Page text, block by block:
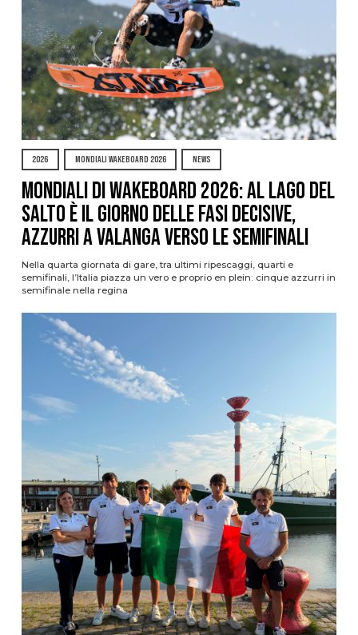
2026 MONDIALI WAKEBOARD 2026 NEWS
Mondiali di Wakeboard 2026: al Lago del
Salto è il giorno delle fasi decisive,
azzurri a valanga verso le semifinali
Nella quarta giornata di gare, tra ultimi ripescaggi, quarti e
semifinali, l’Italia piazza un vero e proprio en plein: cinque azzurri in
semifinale nella regina